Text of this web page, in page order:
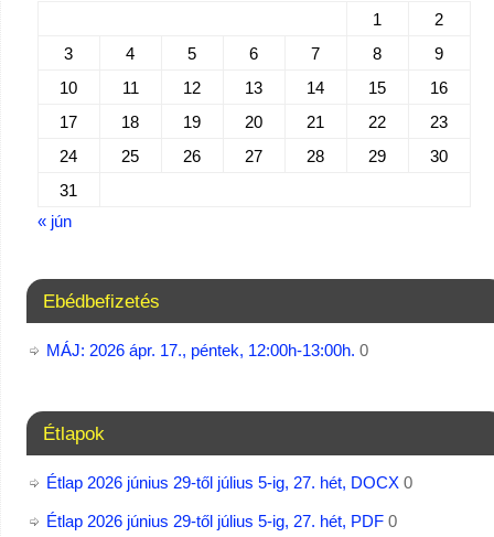
1
2
3
4 5 6 7 8
9
10
11 12 13 14 15
16
17
18 19 20 21 22
23
24
25 26 27 28 29
30
31
« jún
Ebédbefizetés
MÁJ: 2026 ápr. 17., péntek, 12:00h-13:00h. 0
Étlapok
Étlap 2026 június 29-től július 5-ig, 27. hét, DOCX0
Étlap 2026 június 29-től július 5-ig, 27. hét, PDF0